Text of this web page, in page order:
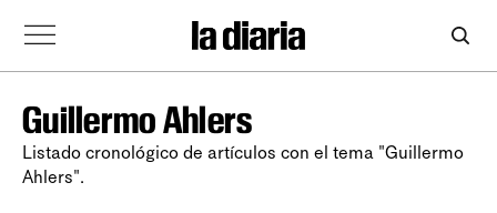
Guillermo Ahlers
Listado cronológico de artículos con el tema "Guillermo
Ahlers".